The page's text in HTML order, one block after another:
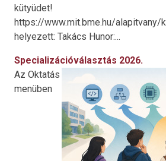
kütyüdet!
https://www.mit.bme.hu/alapitvany/
helyezett: Takács Hunor:...
Specializációválasztás 2026.
Az Oktatás
menüben